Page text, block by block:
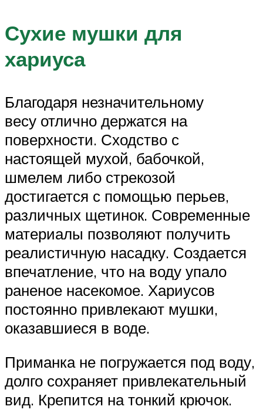
Сухие мушки для
хариуса
Благодаря незначительному
весу отлично держатся на
поверхности. Сходство с
настоящей мухой, бабочкой,
шмелем либо стрекозой
достигается с помощью перьев,
различных щетинок. Современные
материалы позволяют получить
реалистичную насадку. Создается
впечатление, что на воду упало
раненое насекомое. Хариусов
постоянно привлекают мушки,
оказавшиеся в воде.
Приманка не погружается под воду,
долго сохраняет привлекательный
вид. Крепится на тонкий крючок.